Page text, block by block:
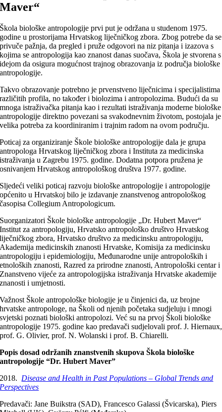
Maver“
Škola biološke antropologije prvi put je održana u studenom 1975.
godine u prostorijama Hrvatskog liječničkog zbora. Zbog potrebe da se
privuče pažnja, da pregled i pruže odgovori na niz pitanja i izazova s
kojima se antropologija kao znanost danas suočava, Škola je stvorena s
idejom da osigura mogućnost trajnog obrazovanja iz područja biološke
antropologije.
Takvo obrazovanje potrebno je prvenstveno liječnicima i specijalistima
različitih profila, no također i biolozima i antropolozima. Budući da su
mnoga istraživačka pitanja kao i rezultati istraživanja moderne biološke
antropologije direktno povezani sa svakodnevnim životom, postojala je
velika potreba za koordiniranim i trajnim radom na ovom području.
Poticaj za organiziranje Škole biološke antropologije dala je grupa
antropologa Hrvatskog liječničkog zbora i Instituta za medicinska
istraživanja u Zagrebu 1975. godine. Dodatna potpora pružena je
osnivanjem Hrvatskog antropološkog društva 1977. godine.
Sljedeći veliki poticaj razvoju biološke antropologije i antropologije
općenito u Hrvatskoj bilo je izdavanje znanstvenog antropološkog
časopisa Collegium Antropologicum.
Suorganizatori Škole biološke antropologije „Dr. Hubert Maver“
Institut za antropologiju, Hrvatsko antropološko društvo Hrvatskog
liječničkog zbora, Hrvatsko društvo za medicinsku antropologiju,
Akademija medicinskih znanosti Hrvatske, Komisija za medicinsku
antropologiju i epidemiologiju, Međunarodne unije antropoloških i
etnoloških znanosti, Razred za prirodne znanosti, Antropološki centar i
Znanstveno vijeće za antropologijska istraživanja Hrvatske akademije
znanosti i umjetnosti.
Važnost Škole antropološke biologije je u činjenici da, uz brojne
hrvatske antropologe, na Školi od njenih početaka sudjeluju i mnogi
svjetski poznati biološki antropolozi. Već su na prvoj Školi biološke
antropologije 1975. godine kao predavači sudjelovali prof. J. Hiernaux,
prof. G. Olivier, prof. N. Wolanski i prof. B. Chiarelli.
Popis dosad održanih znanstvenih skupova Škola biološke
antropologije “Dr. Hubert Maver”
2018. Disease and Health in Past Populations – Global Trends and
Perspectives
Predavači: Jane Buikstra (SAD), Francesco Galassi (Švicarska), Piers